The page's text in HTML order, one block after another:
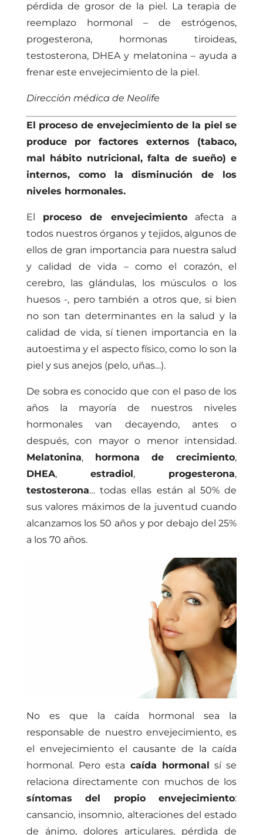
pérdida de grosor de la piel. La terapia de
reemplazo hormonal – de estrógenos,
progesterona, hormonas tiroideas,
testosterona, DHEA y melatonina – ayuda a
frenar este envejecimiento de la piel.
Dirección médica de Neolife
El proceso de envejecimiento de la piel se
produce por factores externos (tabaco,
mal hábito nutricional, falta de sueño) e
internos, como la disminución de los
niveles hormonales.
El proceso de envejecimientoafecta a
todos nuestros órganos y tejidos, algunos de
ellos de gran importancia para nuestra salud
y calidad de vida – como el corazón, el
cerebro, las glándulas, los músculos o los
huesos -, pero también a otros que, si bien
no son tan determinantes en la salud y la
calidad de vida, sí tienen importancia en la
autoestima y el aspecto físico, como lo son la
piel y sus anejos (pelo, uñas…).
De sobra es conocido que con el paso de los
años la mayoría de nuestros niveles
hormonales van decayendo, antes o
después, con mayor o menor intensidad.
Melatonina, hormona de crecimiento,
DHEA, estradiol, progesterona,
testosterona… todas ellas están al 50% de
sus valores máximos de la juventud cuando
alcanzamos los 50 años y por debajo del 25%
a los 70 años.
No es que la caída hormonal sea la
responsable de nuestro envejecimiento, es
el envejecimiento el causante de la caída
hormonal. Pero esta caída hormonal sí se
relaciona directamente con muchos de los
síntomas del propio envejecimiento:
cansancio, insomnio, alteraciones del estado
de ánimo, dolores articulares, pérdida de